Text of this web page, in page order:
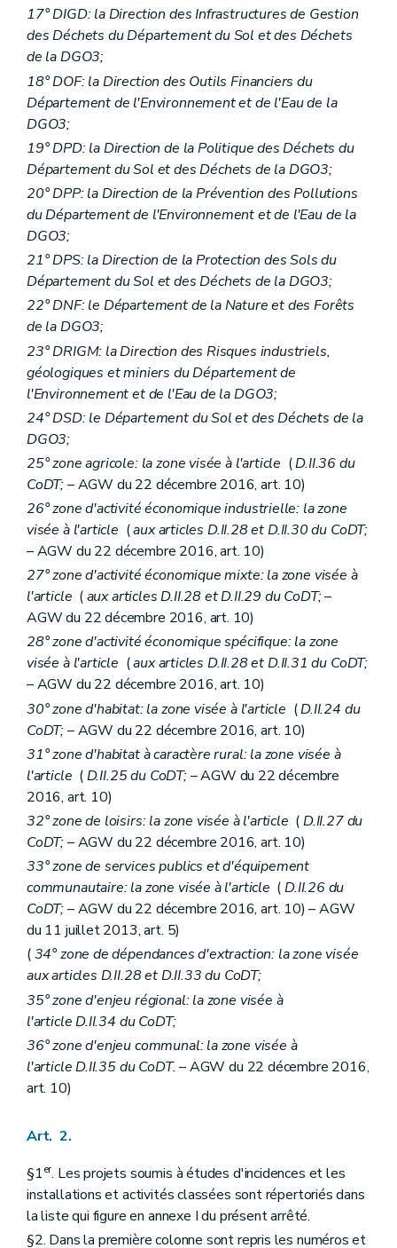
17° DIGD: la Direction des Infrastructures de Gestion
des Déchets du Département du Sol et des Déchets
de la DGO3;
18° DOF: la Direction des Outils Financiers du
Département de l'Environnement et de l'Eau de la
DGO3;
19° DPD: la Direction de la Politique des Déchets du
Département du Sol et des Déchets de la DGO3;
20° DPP: la Direction de la Prévention des Pollutions
du Département de l'Environnement et de l'Eau de la
DGO3;
21° DPS: la Direction de la Protection des Sols du
Département du Sol et des Déchets de la DGO3;
22° DNF: le Département de la Nature et des Forêts
de la DGO3;
23° DRIGM: la Direction des Risques industriels,
géologiques et miniers du Département de
l'Environnement et de l'Eau de la DGO3;
24° DSD: le Département du Sol et des Déchets de la
DGO3;
25° zone agricole: la zone visée à l'article (D.II.36 du
CoDT;– AGW du 22 décembre 2016, art. 10)
26° zone d'activité économique industrielle: la zone
visée à l'article (aux articles D.II.28 et D.II.30 du CoDT;
– AGW du 22 décembre 2016, art. 10)
27° zone d'activité économique mixte: la zone visée à
l'article (aux articles D.II.28 et D.II.29 du CoDT;–
AGW du 22 décembre 2016, art. 10)
28° zone d'activité économique spécifique: la zone
visée à l'article (aux articles D.II.28 et D.II.31 du CoDT;
– AGW du 22 décembre 2016, art. 10)
30° zone d'habitat: la zone visée à l'article (D.II.24 du
CoDT;– AGW du 22 décembre 2016, art. 10)
31° zone d'habitat à caractère rural: la zone visée à
l'article (D.II.25 du CoDT;– AGW du 22 décembre
2016, art. 10)
32° zone de loisirs: la zone visée à l'article (D.II.27 du
CoDT;– AGW du 22 décembre 2016, art. 10)
33° zone de services publics et d'équipement
communautaire: la zone visée à l'article (D.II.26 du
CoDT;– AGW du 22 décembre 2016, art. 10) – AGW
du 11 juillet 2013, art. 5)
(34° zone de dépendances d'extraction: la zone visée
aux articles D.II.28 et D.II.33 du CoDT;
35° zone d'enjeu régional: la zone visée à
l'article D.II.34 du CoDT;
36° zone d'enjeu communal: la zone visée à
l'article D.II.35 du CoDT.– AGW du 22 décembre 2016,
art. 10)
Art. 2.
§1er. Les projets soumis à études d'incidences et les
installations et activités classées sont répertoriés dans
la liste qui figure en annexe I du présent arrêté.
§2. Dans la première colonne sont repris les numéros et